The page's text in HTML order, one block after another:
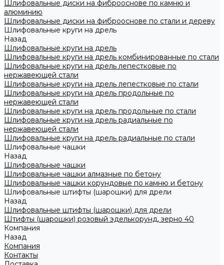
Шлифовальные диски на фиброоснове по камню и
алюминию
Шлифовальные диски на фиброоснове по стали и дереву
Шлифовальные круги на дрель
Назад
Шлифовальные круги на дрель
Шлифовальные круги на дрель комбинированные по стали
Шлифовальные круги на дрель лепестковые по
нержавеющей стали
Шлифовальные круги на дрель лепестковые по стали
Шлифовальные круги на дрель продольные по
нержавеющей стали
Шлифовальные круги на дрель продольные по стали
Шлифовальные круги на дрель радиальные по
нержавеющей стали
Шлифовальные круги на дрель радиальные по стали
Шлифовальные чашки
Назад
Шлифовальные чашки
Шлифовальные чашки алмазные по бетону
Шлифовальные чашки корундовые по камню и бетону
Шлифовальные штифты (шарошки) для дрели
Назад
Шлифовальные штифты (шарошки) для дрели
Штифты (шарошки) розовый эделькорунд, зерно 40
Компания
Назад
Компания
Контакты